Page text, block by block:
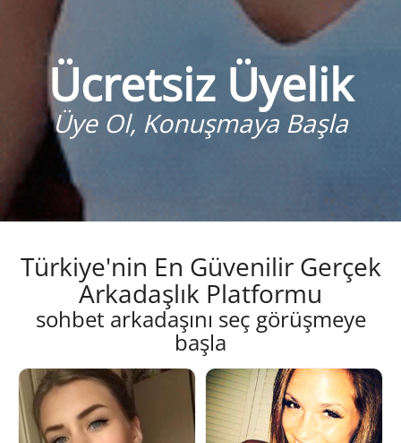
Ücretsiz Üyelik
Üye Ol, Konuşmaya Başla
Türkiye'nin En Güvenilir Gerçek
Arkadaşlık Platformu
sohbet arkadaşını seç görüşmeye
başla